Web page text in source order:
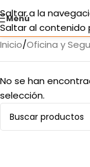
Saltar a la
Saltar al contenido
Menú
Inicio/Oficina y
No se han
selección.